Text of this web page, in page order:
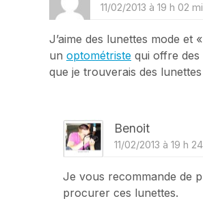
11/02/2013 à 19 h 02
J’aime des lunettes mode et
un optométriste qui offre
que je trouverais des lunettes
Benoit
11/02/2013 à 19 h
Je vous recommande de
procurer ces lunettes.